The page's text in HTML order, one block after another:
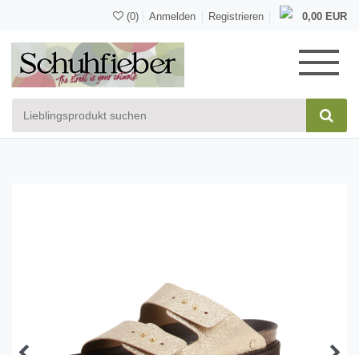
(0) Anmelden Registrieren 0,00 EUR